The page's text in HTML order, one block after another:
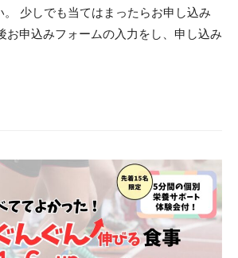
。 少しでも当てはまったらお申し込み
お申込みフォームの入力をし、申し込み